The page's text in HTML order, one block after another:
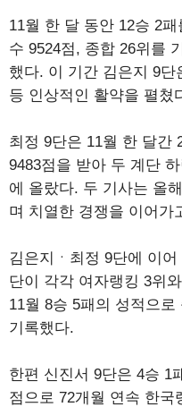
11월 한 달 동안 12승 2
수 9524점, 종합 26위를
했다. 이 기간 김은지 9
등 인상적인 활약을 펼쳤
최정 9단은 11월 한 달간
9483점을 받아 두 계단
에 올랐다. 두 기사는 올
며 치열한 경쟁을 이어가
김은지ㆍ최정 9단에 이
단이 각각 여자랭킹 3위
11월 8승 5패의 성적으
기록했다.
한편 신진서 9단은 4승 1
점으로 72개월 연속 한국